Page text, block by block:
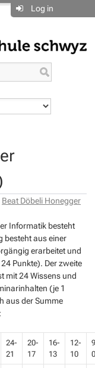
Log in
Beat Döbeli Honegger
Informatik besteht
besteht aus einer
erarbeitet und
Punkte). Der zweite
mit 24 Wissens und
(je 1
aus der Summe
24-
21
20-
17
16-
13
12-
10
0